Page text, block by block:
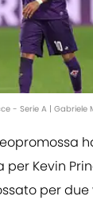
- Serie A |
per Kevin
per